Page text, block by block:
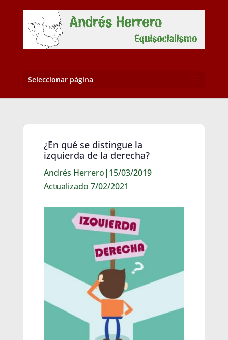
Seleccionar página
¿En qué se distingue la
izquierda de la derecha?
Andrés Herrero|15/03/2019
Actualizado 7/02/2021